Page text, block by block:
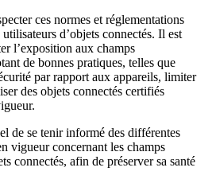
ces normes et réglementations
d’objets connectés. Il est
l’exposition aux champs
de bonnes pratiques, telles que
par rapport aux appareils, limiter
des objets connectés certifiés
de se tenir informé des différentes
vigueur concernant les champs
connectés, afin de préserver sa santé